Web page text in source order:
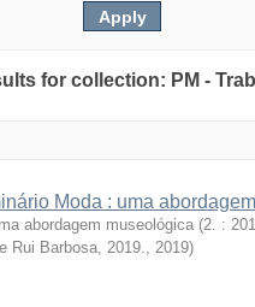
for collection: PM -
Moda : uma
abordagem museológica (2. :
Rui Barbosa, 2019., 2019)